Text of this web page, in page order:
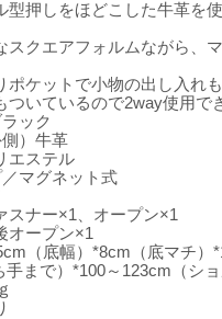
型押しをほどこした牛革を
スクエアフォルムながら、
ポケットで小物の出し入れも
ついているので2way使用で
ック
）牛革
エステル
マグネット式
スナー×1、オープン×1
オープン×1
（底幅）*8cm（底マチ）
まで）*100～123cm（ショ